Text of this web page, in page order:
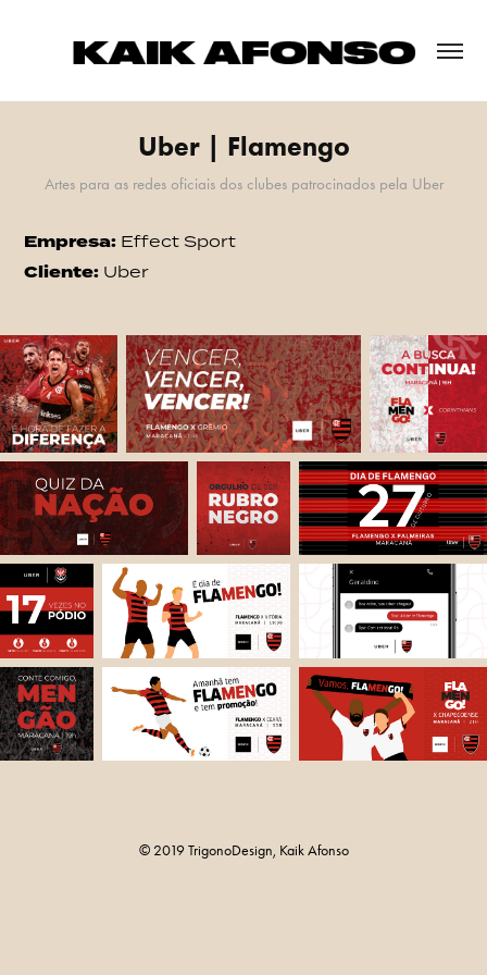
Uber | Flamengo
Artes para as redes oficiais dos clubes patrocinados pela Uber
Empresa: Effect Sport
Cliente: Uber
© 2019 TrigonoDesign, Kaik Afonso